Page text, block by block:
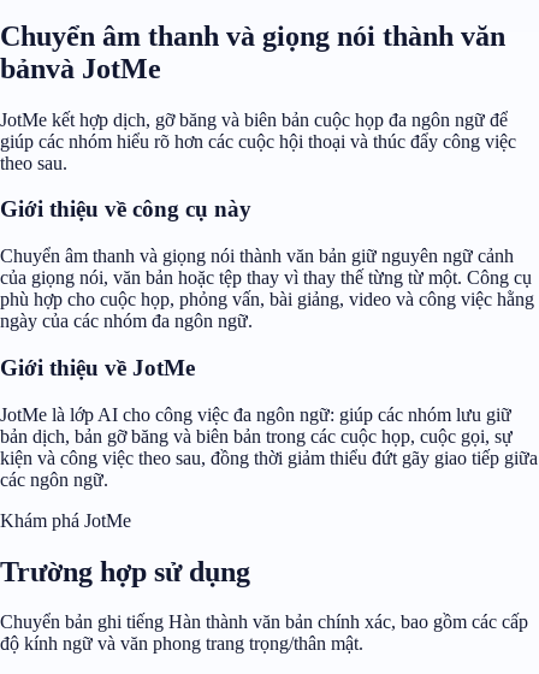
Chuyển âm thanh và giọng nói thành văn
bảnvà JotMe
JotMe kết hợp dịch, gỡ băng và biên bản cuộc họp đa ngôn ngữ để
giúp các nhóm hiểu rõ hơn các cuộc hội thoại và thúc đẩy công việc
theo sau.
Giới thiệu về công cụ này
Chuyển âm thanh và giọng nói thành văn bản giữ nguyên ngữ cảnh
của giọng nói, văn bản hoặc tệp thay vì thay thế từng từ một. Công cụ
phù hợp cho cuộc họp, phỏng vấn, bài giảng, video và công việc hằng
ngày của các nhóm đa ngôn ngữ.
Giới thiệu về JotMe
JotMe là lớp AI cho công việc đa ngôn ngữ: giúp các nhóm lưu giữ
bản dịch, bản gỡ băng và biên bản trong các cuộc họp, cuộc gọi, sự
kiện và công việc theo sau, đồng thời giảm thiểu đứt gãy giao tiếp giữa
các ngôn ngữ.
Khám phá JotMe
Trường hợp sử dụng
Chuyển bản ghi tiếng Hàn thành văn bản chính xác, bao gồm các cấp
độ kính ngữ và văn phong trang trọng/thân mật.